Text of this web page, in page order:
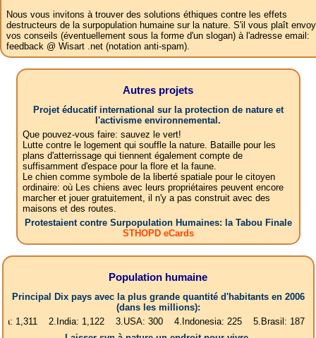
Nous vous invitons à trouver des solutions éthiques contre les effets
destructeurs de la surpopulation humaine sur la nature. S'il vous plaît
vos conseils (éventuellement sous la forme d'un slogan) à l'adresse email:
feedback @ Wisart .net (notation anti-spam).
Autres projets
Projet éducatif international sur la protection de nature et
l'activisme environnemental.
Que pouvez-vous faire: sauvez le vert!
Lutte contre le logement qui souffle la nature. Bataille pour les
plans d'atterrissage qui tiennent également compte de
suffisamment d'espace pour la flore et la faune.
Le chien comme symbole de la liberté spatiale pour le citoyen
ordinaire: où Les chiens avec leurs propriétaires peuvent encore
marcher et jouer gratuitement, il n'y a pas construit avec des
maisons et des routes.
Protestaient contre Surpopulation Humaines: la Tabou Finale
STHOPD eCards
Population humaine
Principal Dix pays avec la plus grande quantité d'habitants en 2006
(dans les millions):
2.India: 1,122 3.USA: 300 4.Indonesia: 225 5.Brasil: 187